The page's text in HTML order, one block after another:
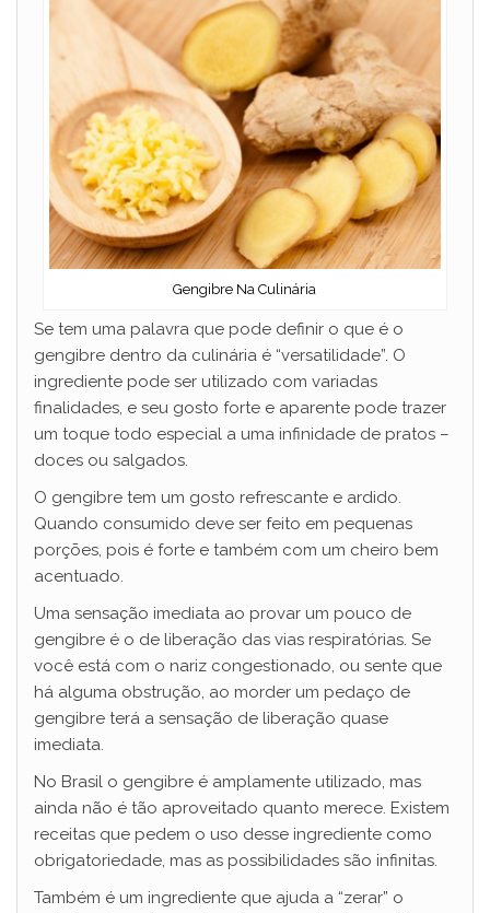
Gengibre Na Culinária
Se tem uma palavra que pode definir o que é o
gengibre dentro da culinária é “versatilidade”. O
ingrediente pode ser utilizado com variadas
finalidades, e seu gosto forte e aparente pode trazer
um toque todo especial a uma infinidade de pratos –
doces ou salgados.
O gengibre tem um gosto refrescante e ardido.
Quando consumido deve ser feito em pequenas
porções, pois é forte e também com um cheiro bem
acentuado.
Uma sensação imediata ao provar um pouco de
gengibre é o de liberação das vias respiratórias. Se
você está com o nariz congestionado, ou sente que
há alguma obstrução, ao morder um pedaço de
gengibre terá a sensação de liberação quase
imediata.
No Brasil o gengibre é amplamente utilizado, mas
ainda não é tão aproveitado quanto merece. Existem
receitas que pedem o uso desse ingrediente como
obrigatoriedade, mas as possibilidades são infinitas.
Também é um ingrediente que ajuda a “zerar” o